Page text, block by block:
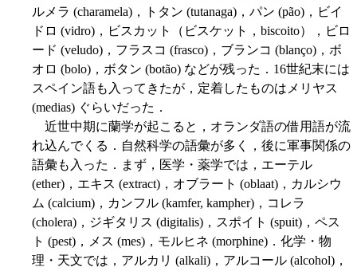
ルメラ (charamela)，トタン (tutanaga)，パン (pão)，ビイ
ドロ (vidro)，ビスカット（ビスケット，biscoito），ビロ
ード (veludo)，フラスコ (frasco)，ブランコ (blanço)，ボ
オロ (bolo)，ボタン (botão) などが残った．16世紀末には
スペイン語も入ってきたが，定着したものはメリヤス
(medias) ぐらいだった．
近世中期に蘭学が起こると，オランダ語の借用語が流
れ込んでくる．自然科学の語彙が多く，後に軍事関係の
語彙も入った．まず，医学・薬学では，エーテル
(ether)，エキス (extract)，オブラート (oblaat)，カルシウ
ム (calcium)，カンフル (kamfer, kampher)，コレラ
(cholera)，ジギタリス (digitalis)，スポイト (spuit)，ペス
ト (pest)，メス (mes)，モルヒネ (morphine)．化学・物
理・天文では，アルカリ (alkali)，アルコール (alcohol)，